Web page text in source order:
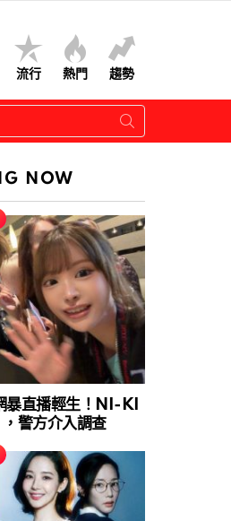
流行 熱門 趨勢
NOW
暴直播輕生！NI-KI
警方介入調查